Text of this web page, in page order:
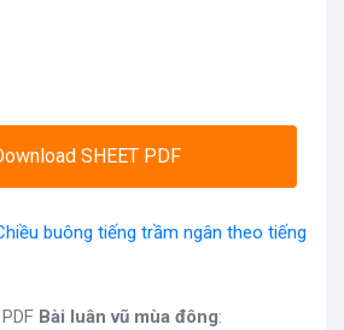
SHEET PDF
buông tiếng trầm ngân theo tiếng
Bài luân vũ mùa đông: